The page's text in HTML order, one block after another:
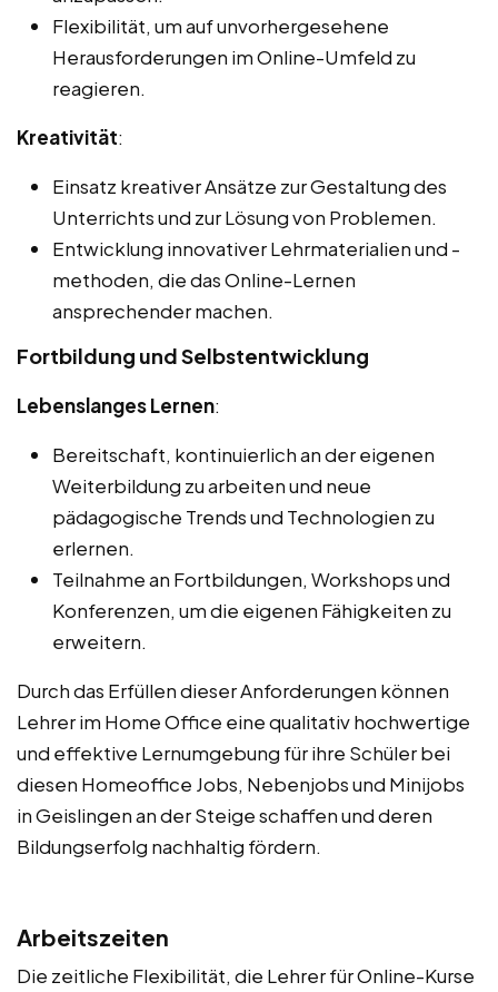
Flexibilität, um auf unvorhergesehene
Herausforderungen im Online-Umfeld zu
reagieren.
Kreativität:
Einsatz kreativer Ansätze zur Gestaltung des
Unterrichts und zur Lösung von Problemen.
Entwicklung innovativer Lehrmaterialien und -
methoden, die das Online-Lernen
ansprechender machen.
Fortbildung und Selbstentwicklung
Lebenslanges Lernen:
Bereitschaft, kontinuierlich an der eigenen
Weiterbildung zu arbeiten und neue
pädagogische Trends und Technologien zu
erlernen.
Teilnahme an Fortbildungen, Workshops und
Konferenzen, um die eigenen Fähigkeiten zu
erweitern.
Durch das Erfüllen dieser Anforderungen können
Lehrer im Home Office eine qualitativ hochwertige
und effektive Lernumgebung für ihre Schüler bei
diesen Homeoffice Jobs, Nebenjobs und Minijobs
in Geislingen an der Steige schaffen und deren
Bildungserfolg nachhaltig fördern.
Arbeitszeiten
Die zeitliche Flexibilität, die Lehrer für Online-Kurse